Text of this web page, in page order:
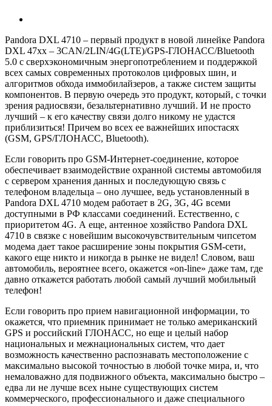
Pandora DXL 4710 – первый продукт в новой линейке Pandora
DXL 47хх – 3CAN/2LIN/4G(LTE)/GPS-ГЛОНАСС/Bluetooth
5.0 с сверхэкономичным энергопотреблением и поддержкой
всех самых современных протоколов цифровых шин, и
алгоритмов обхода иммобилайзеров, а также систем защиты
компонентов. В первую очередь это продукт, который, с точки
зрения радиосвязи, безальтернативно лучший. И не просто
лучший – к его качеству связи долго никому не удастся
приблизиться! Причем во всех ее важнейших ипостасях
(GSM, GPS/ГЛОНАСС, Bluetooth).
Если говорить про GSM-Интернет-соединение, которое
обеспечивает взаимодействие охранной системы автомобиля
с сервером хранения данных и последующую связь с
телефоном владельца – оно лучшее, ведь установленный в
Pandora DXL 4710 модем работает в 2G, 3G, 4G всеми
доступными в РФ классами соединений. Естественно, с
приоритетом 4G. А еще, антенное хозяйство Pandora DXL
4710 в связке с новейшим высокочувствительным чипсетом
модема дает такое расширение зоны покрытия GSM-сети,
какого еще никто и никогда в рынке не видел! Словом, ваш
автомобиль, вероятнее всего, окажется «on-line» даже там, где
давно откажется работать любой самый лучший мобильный
телефон!
Если говорить про прием навигационной информации, то
окажется, что приемник принимает не только американский
GPS и российский ГЛОНАСС, но еще и целый набор
национальных и межнациональных систем, что дает
возможность качественно распознавать местоположение с
максимально высокой точностью в любой точке мира, и, что
немаловажно для подвижного объекта, максимально быстро –
едва ли не лучше всех ныне существующих систем
коммерческого, профессионального и даже специального